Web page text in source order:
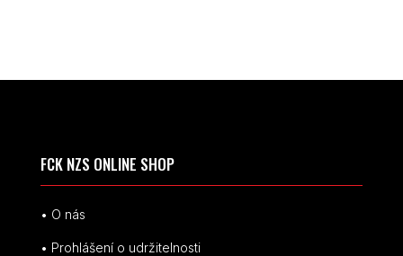
FCK NZS ONLINE SHOP
• O nás
• Prohlášení o udržitelnosti